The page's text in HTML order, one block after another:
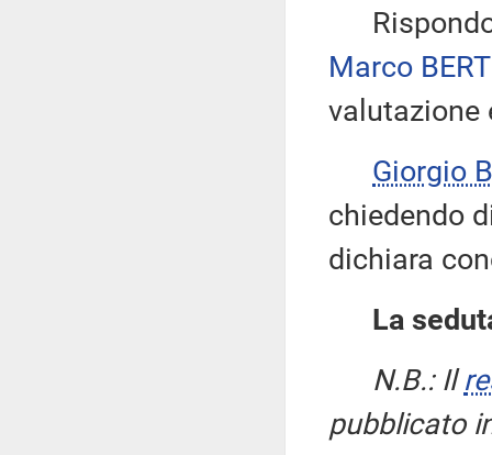
Marco
valutazione
Giorgio
chiedendo
dichiara
La
N.B.: Il
pubblicato